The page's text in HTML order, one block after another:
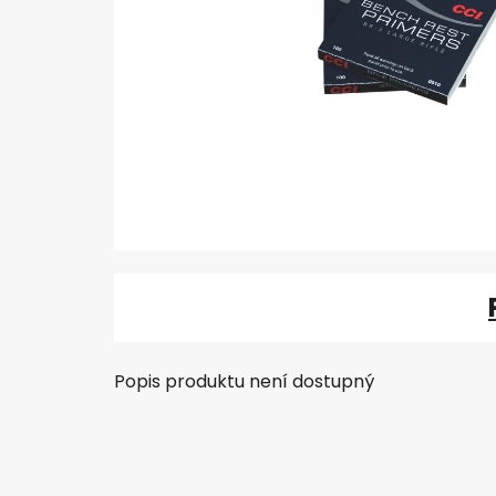
Popis produktu není dostupný